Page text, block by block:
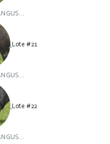
Lote #21
Lote #22